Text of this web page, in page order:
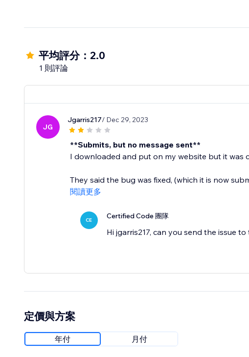
平均評分：2.0
1 則評論
JG
Jgarris217/ Dec 29, 2023
**Submits, but no message sent**
I downloaded and put on my website but it
They said the bug was fixed, (which it is now
閱讀更多
CE Certified Code 團隊
Hi jgarris217, can you send the issue
定價與方案
年付 月付